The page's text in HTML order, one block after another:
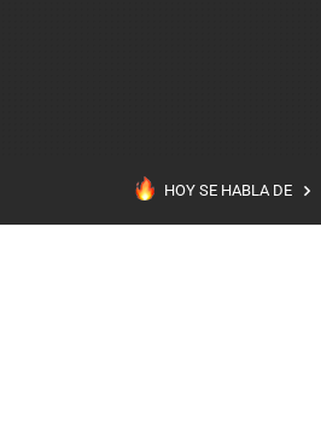
HOY SE HABLA DE